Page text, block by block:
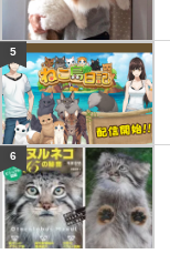
5
6